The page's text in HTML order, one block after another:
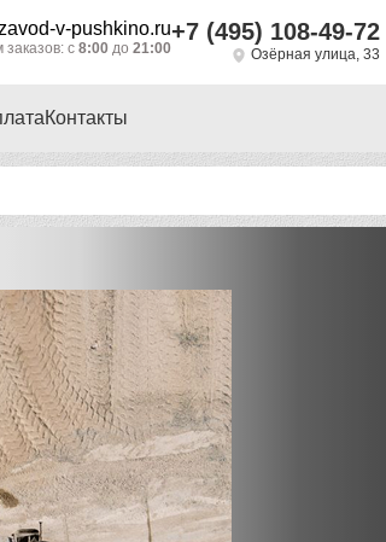
v-pushkino.ru
заказов: с 8:00 до 21:00
+7 (495) 108-49-72
Озёрная улица, 33
Контакты